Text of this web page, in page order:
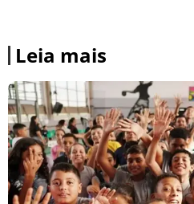
Leia mais